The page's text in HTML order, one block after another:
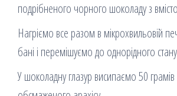
подрібненого чорного шоколаду з
Нагріємо все разом в мікрохвильовій
бані і перемішуємо до однорідного
У шоколадну глазур висипаємо 50